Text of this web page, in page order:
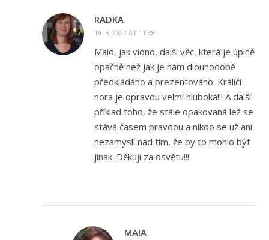
RADKA
19. 6. 2022 AT 11:38
Maio, jak vidno, další věc, která je úplně
opačně než jak je nám dlouhodobě
předkládáno a prezentováno. Králičí
nora je opravdu velmi hluboká!!! A další
příklad toho, že stále opakovaná lež se
stává časem pravdou a nikdo se už ani
nezamyslí nad tím, že by to mohlo být
jinak. Děkuji za osvětu!!!
MAIA